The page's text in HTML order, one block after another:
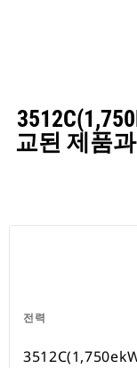
교된 제품
전력